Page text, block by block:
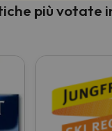
più votate